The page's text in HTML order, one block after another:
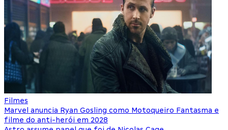
Filmes
Marvel anuncia Ryan Gosling como Motoqueiro Fantasma e
filme do anti-herói em 2028